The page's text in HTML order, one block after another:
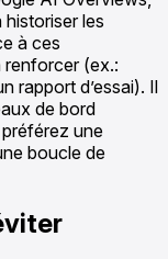
les
à ces
renforcer (ex.:
rapport d’essai). Il
de bord
une
boucle de